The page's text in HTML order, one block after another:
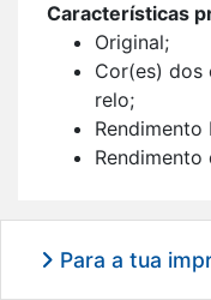
Ca­rac­te­rís­ticas
Ori­ginal;
Cor(es)
relo;
Im­pressão a
Para a tua